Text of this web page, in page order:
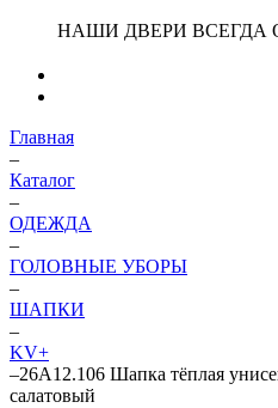
НАШИ ДВЕРИ ВСЕГДА
Главная
–
Каталог
–
ОДЕЖДА
–
ГОЛОВНЫЕ УБОРЫ
–
ШАПКИ
–
KV+
–26A12.106 Шапка тёплая
салатовый